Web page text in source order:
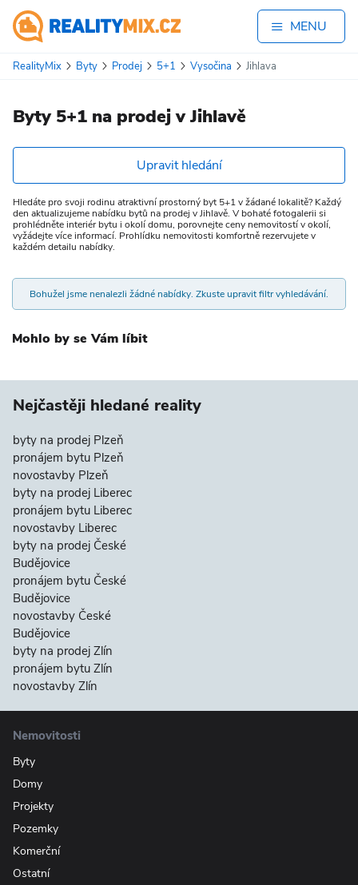
MENU
RealityMix Byty Prodej 5+1 Vysočina Jihlava
Byty 5+1 na prodej v Jihlavě
Upravit hledání
Hledáte pro svoji rodinu atraktivní prostorný byt 5+1 v žádané lokalitě? Každý
den aktualizujeme nabídku bytů na prodej v Jihlavě. V bohaté fotogalerii si
prohlédněte interiér bytu i okolí domu, porovnejte ceny nemovitostí v okolí,
vyžádejte více informací. Prohlídku nemovitosti komfortně rezervujete v
každém detailu nabídky.
Bohužel jsme nenalezli žádné nabídky. Zkuste upravit filtr vyhledávání.
Mohlo by se Vám líbit
Nejčastěji hledané reality
byty na prodej Plzeň
pronájem bytu Plzeň
novostavby Plzeň
byty na prodej Liberec
pronájem bytu Liberec
novostavby Liberec
byty na prodej České
Budějovice
pronájem bytu České
Budějovice
novostavby České
Budějovice
byty na prodej Zlín
pronájem bytu Zlín
novostavby Zlín
Nemovitosti
Byty
Domy
Projekty
Pozemky
Komerční
Ostatní